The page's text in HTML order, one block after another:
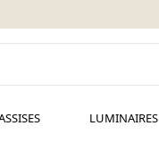
LUMINAIRES